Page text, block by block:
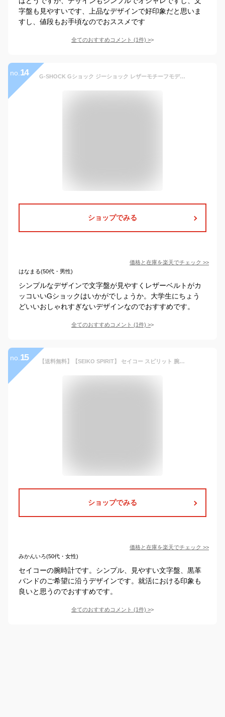
字盤も見やすいです、上品なデザインで好印象だと思いま
すし、値段もお手頃なのでおススメです
全てのおすすめコメント (1件) >
no. 14 G-SHOCK Gショック ジーショック レザーモチーフモデル カシオ CASIO アナデジ 腕時計 ブラック GA-110BT-1A 逆輸入海外モデル
ショップでみる
価格と在庫を楽天でチェック >>
はなまる(50代・男性)
シンプルなデザインで文字盤が見やすくレザーベルトがカ
ッコいいGショックはいかがでしょうか。大学生にちょう
どいいおしゃれすぎないデザインなのでおすすめです。
全てのおすすめコメント (1件) >
no. 15 【送料無料】【SEIKO SPIRIT】 セイコー スピリット 腕時計 メンズ 本革レザー SCXP031 SCXP032 SCXP033 うでどけい ウォッチ Men's 【国内正規品】
ショップでみる
価格と在庫を楽天でチェック >>
みかんいろ(50代・女性)
セイコーの腕時計です。シンプル、見やすい文字盤、黒革
バンドのご希望に沿うデザインです。就活における印象も
良いと思うのでおすすめです。
全てのおすすめコメント (1件) >